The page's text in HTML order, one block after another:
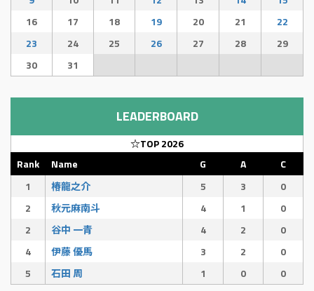
16
17 18 19 20 21
22
23
24 25 26 27 28
29
30
31
LEADERBOARD
☆TOP 2026
Rank
Name G A
C
1
椿龍之介 5 3
0
2
秋元麻南斗 4 1
0
2
谷中 一青 4 2
0
4
伊藤 優馬 3 2
0
5
石田 周 1 0 0